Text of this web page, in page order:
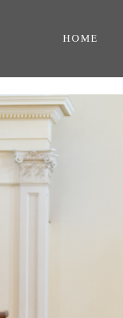
HOME